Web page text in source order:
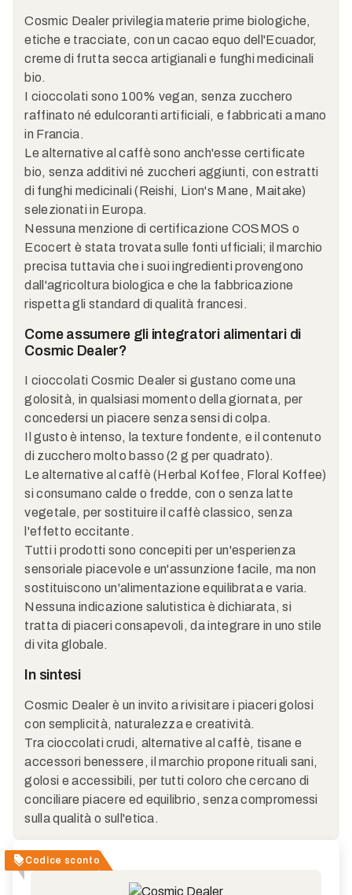
Cosmic Dealer privilegia materie prime biologiche,
etiche e tracciate, con un cacao equo dell'Ecuador,
creme di frutta secca artigianali e funghi medicinali
bio.
I cioccolati sono 100% vegan, senza zucchero
raffinato né edulcoranti artificiali, e fabbricati a mano
in Francia.
Le alternative al caffè sono anch'esse certificate
bio, senza additivi né zuccheri aggiunti, con estratti
di funghi medicinali (Reishi, Lion's Mane, Maitake)
selezionati in Europa.
Nessuna menzione di certificazione COSMOS o
Ecocert è stata trovata sulle fonti ufficiali; il marchio
precisa tuttavia che i suoi ingredienti provengono
dall'agricoltura biologica e che la fabbricazione
rispetta gli standard di qualità francesi.
Come assumere gli integratori alimentari di
Cosmic Dealer?
I cioccolati Cosmic Dealer si gustano come una
golosità, in qualsiasi momento della giornata, per
concedersi un piacere senza sensi di colpa.
Il gusto è intenso, la texture fondente, e il contenuto
di zucchero molto basso (2 g per quadrato).
Le alternative al caffè (Herbal Koffee, Floral Koffee)
si consumano calde o fredde, con o senza latte
vegetale, per sostituire il caffè classico, senza
l'effetto eccitante.
Tutti i prodotti sono concepiti per un'esperienza
sensoriale piacevole e un'assunzione facile, ma non
sostituiscono un'alimentazione equilibrata e varia.
Nessuna indicazione salutistica è dichiarata, si
tratta di piaceri consapevoli, da integrare in uno stile
di vita globale.
In sintesi
Cosmic Dealer è un invito a rivisitare i piaceri golosi
con semplicità, naturalezza e creatività.
Tra cioccolati crudi, alternative al caffè, tisane e
accessori benessere, il marchio propone rituali sani,
golosi e accessibili, per tutti coloro che cercano di
conciliare piacere ed equilibrio, senza compromessi
sulla qualità o sull'etica.
Codice sconto